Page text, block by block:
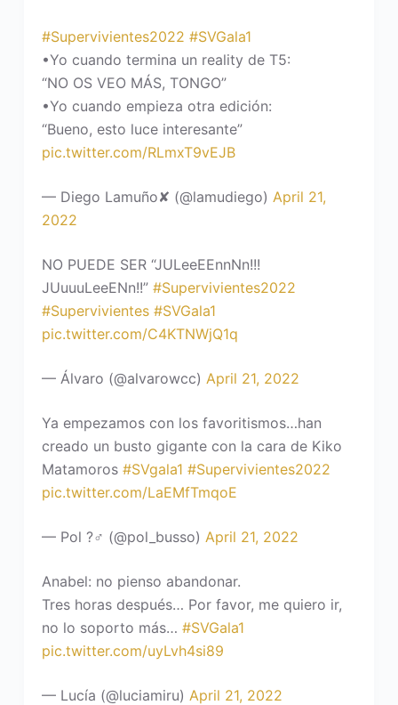
#Supervivientes2022 #SVGala1
•Yo cuando termina un reality de T5:
“NO OS VEO MÁS, TONGO”
•Yo cuando empieza otra edición:
“Bueno, esto luce interesante”
pic.twitter.com/RLmxT9vEJB
— Diego Lamuño✘ (@lamudiego) April 21,
2022
NO PUEDE SER “JULeeEEnnNn!!!
JUuuuLeeENn!!” #Supervivientes2022
#Supervivientes #SVGala1
pic.twitter.com/C4KTNWjQ1q
— Álvaro (@alvarowcc) April 21, 2022
Ya empezamos con los favoritismos…han
creado un busto gigante con la cara de Kiko
Matamoros #SVgala1 #Supervivientes2022
pic.twitter.com/LaEMfTmqoE
— Pol ?‍♂️ (@pol_busso) April 21, 2022
Anabel: no pienso abandonar.
Tres horas después… Por favor, me quiero ir,
no lo soporto más… #SVGala1
pic.twitter.com/uyLvh4si89
— Lucía (@luciamiru) April 21, 2022